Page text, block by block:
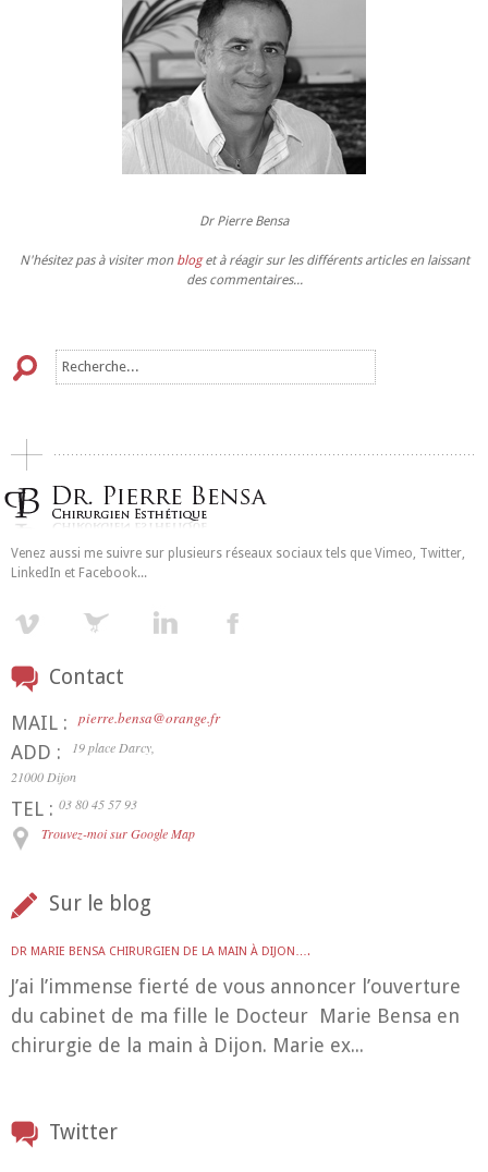
Dr Pierre Bensa
N'hésitez pas à visiter mon bloget à réagir sur les différents articles en laissant
des commentaires...
Venez aussi me suivre sur plusieurs réseaux sociaux tels que Vimeo, Twitter,
LinkedIn et Facebook...
Contact
MAIL :pierre.bensa@orange.fr
ADD :
19 place Darcy,
21000 Dijon
TEL : 03 80 45 57 93
Trouvez-moi sur Google Map
Sur le blog
DR MARIE BENSA CHIRURGIEN DE LA MAIN À DIJON….
J’ai l’immense fierté de vous annoncer l’ouverture
du cabinet de ma fille le Docteur Marie Bensa en
chirurgie de la main à Dijon. Marie ex...
Twitter